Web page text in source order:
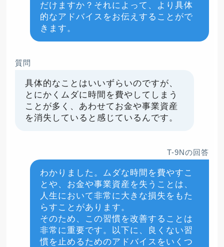
だけますか？それによって、より具体
的なアドバイスをお伝えすることがで
きます。
質問
具体的なことはいいずらいのですが、
とにかくムダに時間を費やしてしまう
ことが多く、あわせてお金や事業資産
を消失していると感じているんです。
T-9Nの回答
わかりました。ムダな時間を費やすこ
とや、お金や事業資産を失うことは、
人生において非常に大きな損失をもた
らすことがあります。
そのため、この習慣を改善することは
非常に重要です。以下に、良くない習
慣を止めるためのアドバイスをいくつ